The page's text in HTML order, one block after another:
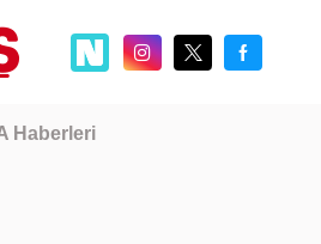
Haberleri